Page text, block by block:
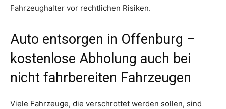
Fahrzeughalter vor rechtlichen Risiken.
Auto entsorgen in Offenburg –
kostenlose Abholung auch bei
nicht fahrbereiten Fahrzeugen
Viele Fahrzeuge, die verschrottet werden sollen, sind